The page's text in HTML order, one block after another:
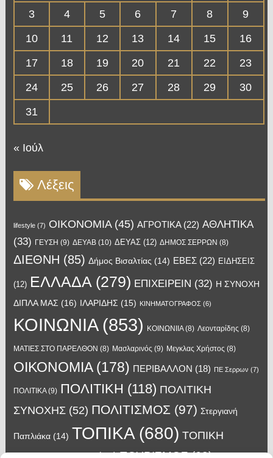
3
4 5 6 7 8
9
10
11 12 13 14 15
16
17
18 19 20 21 22
23
24
25 26 27 28 29
30
31
« Ιούλ
Λέξεις
lifestyle(7) OIKONOMIA(45) ΑΓΡΟΤΙΚΑ(22) ΑΘΛΗΤΙΚΑ
(33) ΓΕΥΣΗ (9) ΔΕΥΑΒ(10) ΔΕΥΑΣ(12) ΔΗΜΟΣ ΣΕΡΡΩΝ (8)
ΔΙΕΘΝΗ (85) Δήμος Βισαλτίας (14) ΕΒΕΣ(22) ΕΙΔΗΣΕΙΣ
(12) ΕΛΛΑΔΑ(279) ΕΠΙΧΕΙΡΕΙΝ (32) Η ΣΥΝΟΧΗ
ΔΙΠΛΑ ΜΑΣ (16) ΙΛΑΡΙΔΗΣ (15) ΚΙΝΗΜΑΤΟΓΡΑΦΟΣ (6)
ΚΟΙΝΩΝΙΑ(853) ΚΟΙΝΩΝΙΙΑ(8) Λεονταρίδης (8)
ΜΑΤΙΕΣ ΣΤΟ ΠΑΡΕΛΘΟΝ (8) Μασλαρινός (9) Μεγκλας Χρήστος (8)
ΟΙΚΟΝΟΜΙΑ(178) ΠΕΡΙΒΑΛΛΟΝ (18) ΠΕ Σερρων (7)
ΠΟΛΙΤΙΚΑ(9) ΠΟΛΙΤΙΚΗ (118) ΠΟΛΙΤΙΚΗ
ΣΥΝΟΧΗΣ(52) ΠΟΛΙΤΙΣΜΟΣ (97) Στεργιανή
Παπλιάκα(14) ΤΟΠΙΚΑ(680) ΤΟΠΙΚΗ